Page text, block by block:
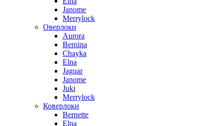
Janome
Merrylock
Оверлоки
Aurora
Bernina
Chayka
Elna
Jaguar
Janome
Juki
Merrylock
Коверлоки
Bernette
Elna